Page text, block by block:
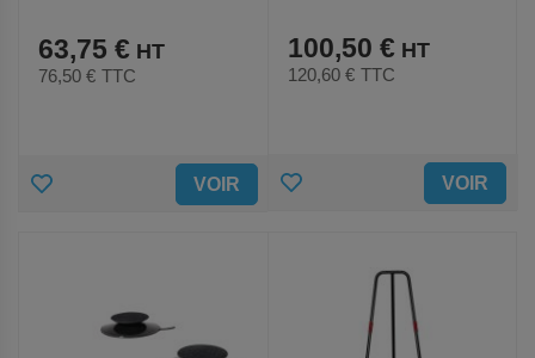
63,75 €
76,50 € TTC
AJOUTER VOIR
100,50 €
120,60 € TTC
AJOUTER VOIR